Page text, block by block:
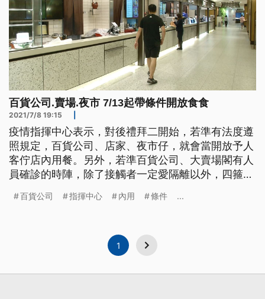
百貨公司.賣場.夜市 7/13起帶條件開放食食
2021/7/8 19:15
疫情指揮中心表示，對後禮拜二開始，若準有法度遵
照規定，百貨公司、店家、夜市仔，就會當開放予人
客佇店內用餐。另外，若準百貨公司、大賣場閣有人
員確診的時陣，除了接觸者一定愛隔離以外，四箍輪
起座椅，並拉上封鎖線禁止民眾進入，因應三級警
週二起只要是符合指揮中心的指引，就
百貨公司 指揮中心 內用 條件 ...
1